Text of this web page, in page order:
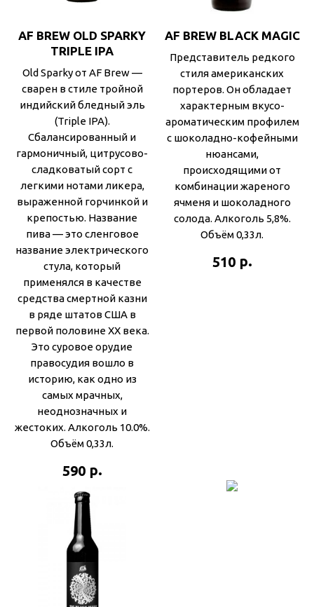
AF BREW OLD SPARKY
TRIPLE IPA
Old Sparky от AF Brew —
сварен в стиле тройной
индийский бледный эль
(Triple IPA).
Сбалансированный и
гармоничный, цитрусово-
сладковатый сорт с
легкими нотами ликера,
выраженной горчинкой и
крепостью. Название
пива — это сленговое
название электрического
стула, который
применялся в качестве
средства смертной казни
в ряде штатов США в
первой половине ХХ века.
Это суровое орудие
правосудия вошло в
историю, как одно из
самых мрачных,
неоднозначных и
жестоких. Алкоголь 10.0%.
Объём 0,33л.
590 р.
AF BREW BLACK MAGIC
Представитель редкого
стиля американских
портеров. Он обладает
характерным вкусо-
ароматическим профилем
с шоколадно-кофейными
нюансами,
происходящими от
комбинации жареного
ячменя и шоколадного
солода. Алкоголь 5,8%.
Объём 0,33л.
510 р.